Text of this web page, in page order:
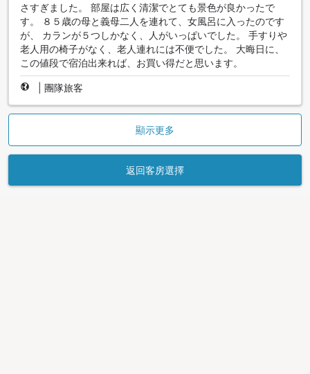
さすぎました。 部屋は広く清潔でとても景色が良かったで
す。 ８５歳の母と義母二人を連れて、女風呂に入ったのです
が、 カランが５つしかなく、人がいっぱいでした。 手すりや
老人用の椅子がなく、老人連れには不便でした。 大晦日に、
この値段で宿泊出来れば、お買い得だと思います。
團隊旅客
顯示更多
返回客房選擇